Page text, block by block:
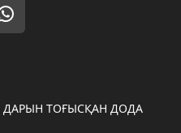
ТОҒЫСҚАН ДОДА